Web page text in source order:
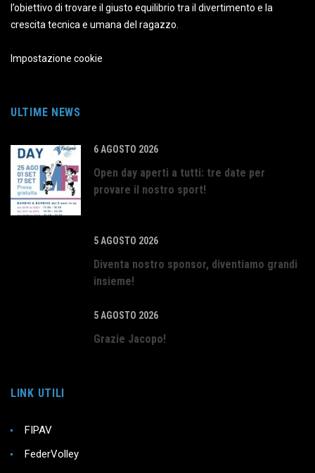
l’obiettivo di trovare il giusto equilibrio tra il divertimento e la
crescita tecnica e umana del ragazzo.
Impostazione cookie
ULTIME NEWS
6 AGOSTO 2026
Open day aperti a tutti: tre date per
provare il nostro sport!
5 AGOSTO 2026
Diventa nostro sponsor, diventiamo grandi
insieme!
5 AGOSTO 2026
Grazie Jacopo!
LINK UTILI
FIPAV
FederVolley